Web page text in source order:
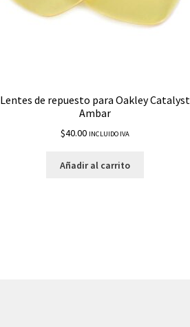
Lentes de repuesto para Oakley Catalyst
Ambar
$40.00 INCLUIDO IVA
Añadir al carrito